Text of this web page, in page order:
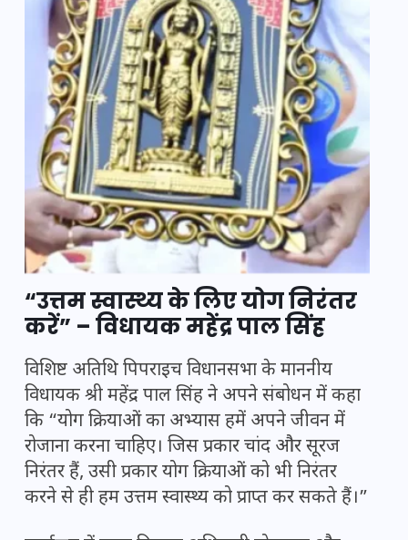
“उत्तम स्वास्थ्य के लिए योग निरंतर
करें” – विधायक महेंद्र पाल सिंह
विशिष्ट अतिथि पिपराइच विधानसभा के माननीय
विधायक श्री महेंद्र पाल सिंह ने अपने संबोधन में कहा
कि “योग क्रियाओं का अभ्यास हमें अपने जीवन में
रोजाना करना चाहिए। जिस प्रकार चांद और सूरज
निरंतर हैं, उसी प्रकार योग क्रियाओं को भी निरंतर
करने से ही हम उत्तम स्वास्थ्य को प्राप्त कर सकते हैं।”